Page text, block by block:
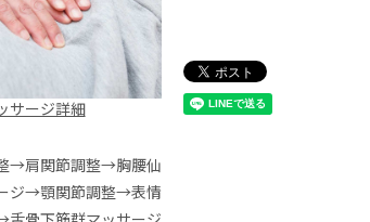
サージ詳細
→肩関節調整→胸腰仙
ジ→顎関節調整→表情